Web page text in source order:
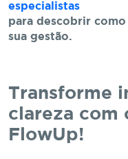
especialistas
para descobrir
sua gestão.
Transforme
clareza com
FlowUp!